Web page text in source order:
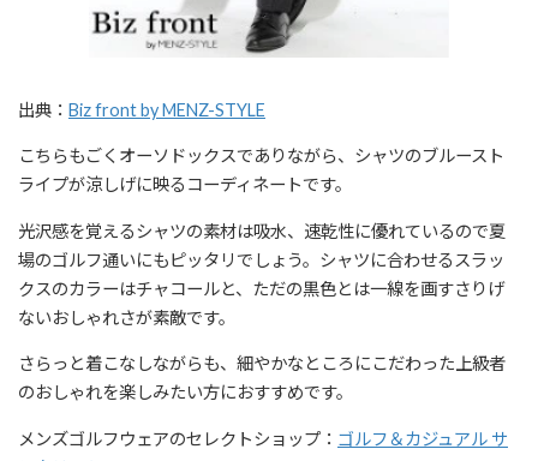
出典： Biz front by MENZ-STYLE
こちらもごくオーソドックスでありながら、シャツのブルースト
ライプが涼しげに映るコーディネートです。
光沢感を覚えるシャツの素材は吸水、速乾性に優れているので夏
場のゴルフ通いにもピッタリでしょう。シャツに合わせるスラッ
クスのカラーはチャコールと、ただの黒色とは一線を画すさりげ
ないおしゃれさが素敵です。
さらっと着こなしながらも、細やかなところにこだわった上級者
のおしゃれを楽しみたい方におすすめです。
メンズゴルフウェアのセレクトショップ： ゴルフ＆カジュアル サ